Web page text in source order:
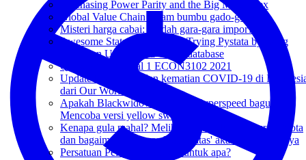
Purchasing Power Parity and the Big Mac Index
Global Value Chain dalam bumbu gado-gado
Misteri harga cabai: rendah gara-gara impor?
Awesome Stata 17 Upgrade: Trying Pystata by using
PPML on USITC and WITS database
Question 4 Tutorial 1 ECON3102 2021
Update kasus baru dan kematian COVID-19 di
dari Our World in Data
Apakah Blackwidow V3 Mini Hyperspeed bagus?
Mencoba versi yellow switch!
Kenapa gula mahal? Melihat lebih dekat peraturan quota
dan bagaimana 'Neraca Komoditas' akan mengubahnya
Persatuan Pelajar Indonesia: untuk apa?